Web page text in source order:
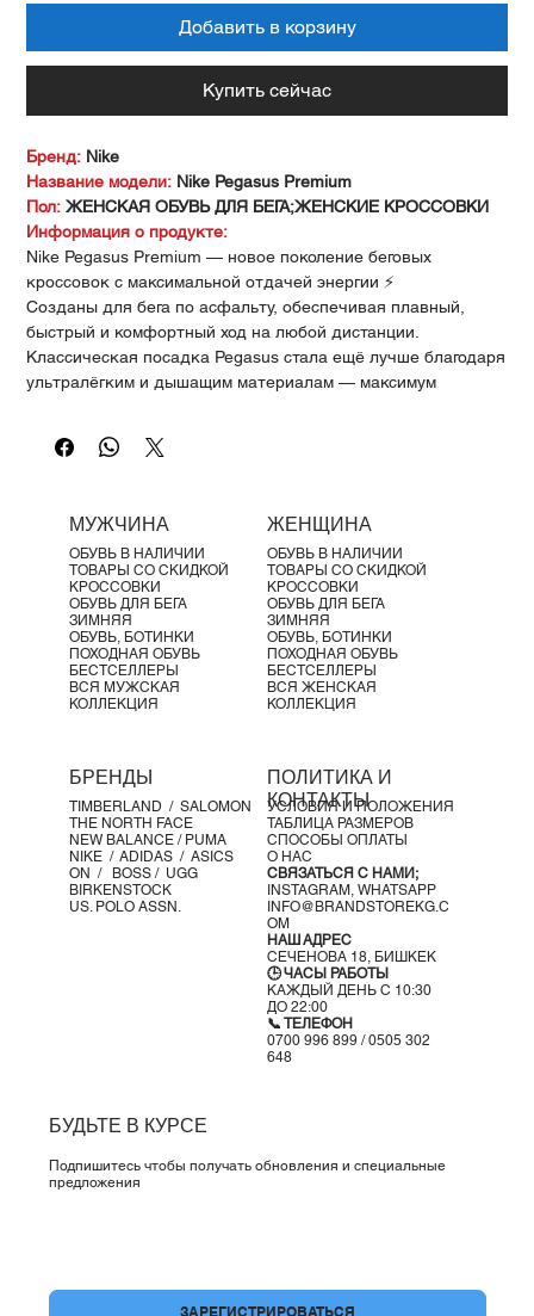
Добавить в корзину
Купить сейчас
Бренд: Nike
Название модели: Nike Pegasus Premium
Пол:ЖЕНСКАЯ ОБУВЬ ДЛЯ БЕГА;ЖЕНСКИЕ КРОССОВКИ
Информация о продукте:
Nike Pegasus Premium — новое поколение беговых
кроссовок с максимальной отдачей энергии ⚡
Созданы для бега по асфальту, обеспечивая плавный,
быстрый и комфортный ход на любой дистанции.
Классическая посадка Pegasus стала ещё лучше благодаря
ультралёгким и дышащим материалам — максимум
✔️ Тройная система амортизации: ZoomX + Air Zoom +
✔️ Плавный и динамичный перекат
✔️ Комфорт на длинных дистанциях
Технологии:
🚀 ZoomX — лёгкость и мощный возврат энергии
⚡ Air Zoom — упругость и динамика при каждом шаге
🛡 ReactX — стабильность и долговечность
Комфорт и посадка:
✔️ Дышащий трикотажный верх — отличная вентиляция
Подошва:
✔️ Waffle-подошва для сцепления и износостойкости
✔️ Зональный протектор для долговечности
Назначение:
🏃‍♀️ Бег по асфальту (Road Running)
Перепад пятка-носок:
✨ Максимальная энергия. Максимальный комфорт. Новый
МУЖЧИНА
ОБУВЬ В НАЛИЧИИ
ТОВАРЫ СО СКИДКОЙ
КРОССОВКИ
ОБУВЬ ДЛЯ БЕГА
ЗИМНЯЯ
ОБУВЬ, БОТИНКИ
ПОХОДНАЯ ОБУВЬ
БЕСТСЕЛЛЕРЫ
ВСЯ МУЖСКАЯ
КОЛЛЕКЦИЯ
ЖЕНЩИНА
ОБУВЬ В НАЛИЧИИ
ТОВАРЫ СО СКИДКОЙ
КРОССОВКИ
ОБУВЬ ДЛЯ БЕГА
ЗИМНЯЯ
ОБУВЬ, БОТИНКИ
ПОХОДНАЯ ОБУВЬ
БЕСТСЕЛЛЕРЫ
ВСЯ ЖЕНСКАЯ
КОЛЛЕКЦИЯ
БРЕНДЫ
TIMBERLAND / SALOMON
THE NORTH FACE
NEW BALANCE / PUMA
NIKE / ADIDAS / ASICS
ON / BOSS / UGG
BIRKENSTOCK
US. POLO ASSN.
ПОЛИТИКА И
КОНТАКТЫ
УСЛОВИЯ И ПОЛОЖЕНИЯ
ТАБЛИЦА РАЗМЕРОВ
СПОСОБЫ ОПЛАТЫ
О НАС
СВЯЗАТЬСЯ С НАМИ;
INSTAGRAM, WHATSAPP
INFO@BRANDSTOREKG.C
OM
НАШ АДРЕС
СЕЧЕНОВА 18, БИШКЕК
🕒 ЧАСЫ РАБОТЫ
КАЖДЫЙ ДЕНЬ С 10:30
ДО 22:00
📞 ТЕЛЕФОН
0700 996 899 / 0505 302
648
БУДЬТЕ В КУРСЕ
Подпишитесь чтобы получать обновления и специальные
предложения
ЗАРЕГИСТРИРОВАТЬСЯ